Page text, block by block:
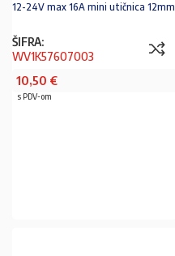
12-24V max 16A mini utičnica 12mm
ŠIFRA:
WV1K57607003
10,50 €
s PDV-om